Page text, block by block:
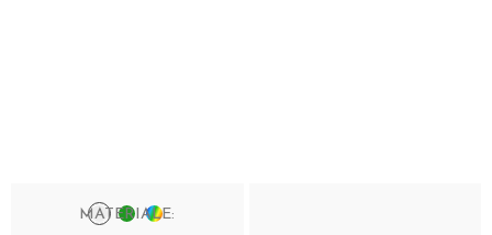
MATERIALE: